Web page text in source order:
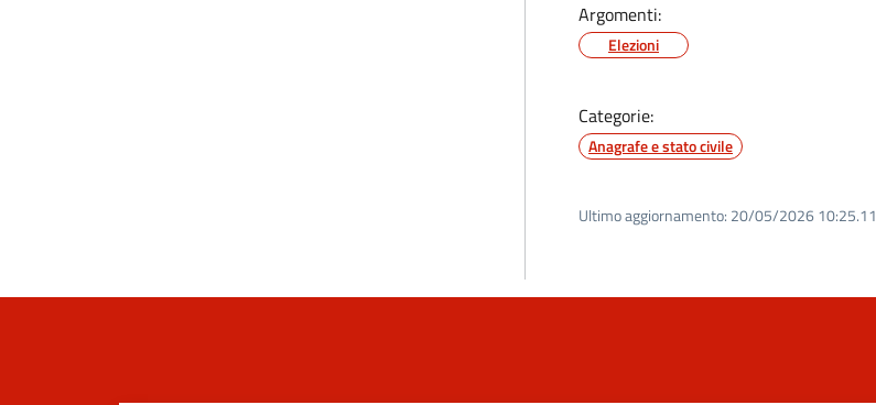
Argomenti:
Elezioni
Categorie:
Anagrafe e stato civile
Ultimo aggiornamento: 20/05/2026 10:25.11